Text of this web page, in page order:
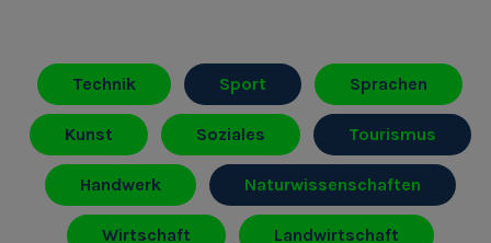
Technik Sport Sprachen
Kunst Soziales Tourismus
Handwerk Naturwissenschaften
Wirtschaft Landwirtschaft